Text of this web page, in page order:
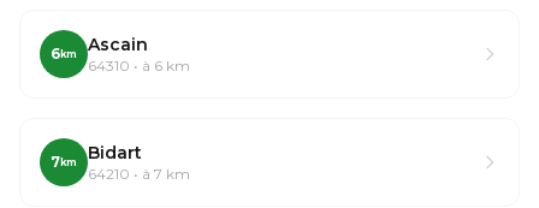
6 km Ascain
64310 • à 6 km
7 km Bidart
64210 • à 7 km